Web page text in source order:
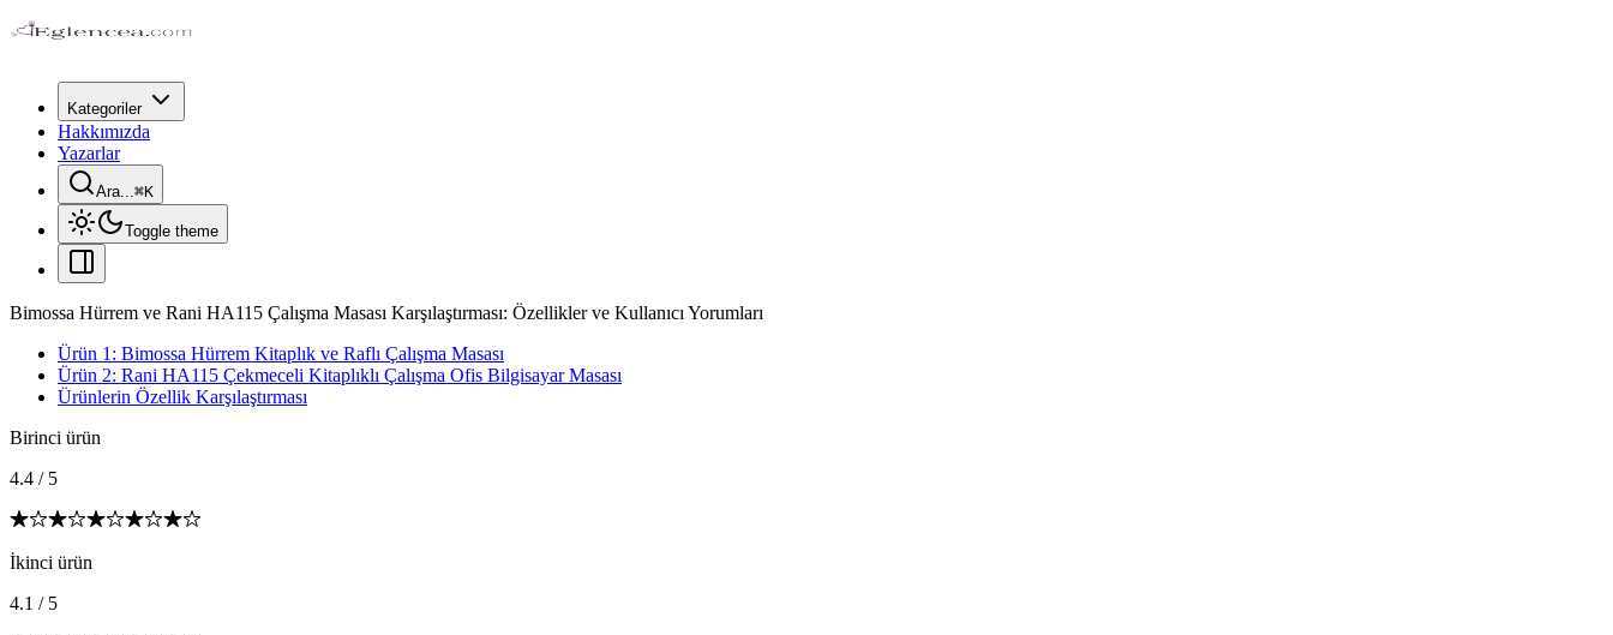
Kategoriler
Hakkımızda
Yazarlar
Ara...⌘K
Toggle theme
Bimossa Hürrem ve Rani HA115 Çalışma Masası Karşılaştırması: Özellikler ve Kullanıcı Yorumları
Ürün 1: Bimossa Hürrem Kitaplık ve Raflı Çalışma Masası
Ürün 2: Rani HA115 Çekmeceli Kitaplıklı Çalışma Ofis Bilgisayar Masası
Ürünlerin Özellik Karşılaştırması
Birinci ürün
4.4 / 5
İkinci ürün
4.1 / 5